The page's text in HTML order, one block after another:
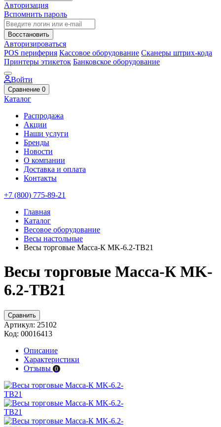
Авторизация
Вспомнить пароль
Восстановить
Авторизироваться
POS периферия Кассовое оборудование Сканеры штрих-кода
Принтеры этикеток Банковское оборудование
Войти
Сравнение 0
Каталог
Распродажа
Акции
Наши услуги
Бренды
Новости
О компании
Доставка и оплата
Контакты
+7 (800) 775-89-21
Главная
Каталог
Весовое оборудование
Весы настольные
Весы торговые Масса-К MK-6.2-TB21
Весы торговые Масса-К MK-
6.2-TB21
Сравнить
Артикул: 25102
Код: 00016413
Описание
Характеристики
Отзывы 0